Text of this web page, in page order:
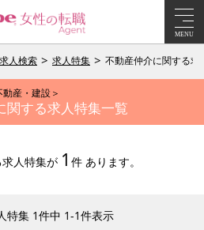
MENU
求人検索 求人特集 不動産仲介に関する求
動産・建設＞
関する求人特集一覧
人特集が 1 件 あります。
特集 1件中 1-1件表示